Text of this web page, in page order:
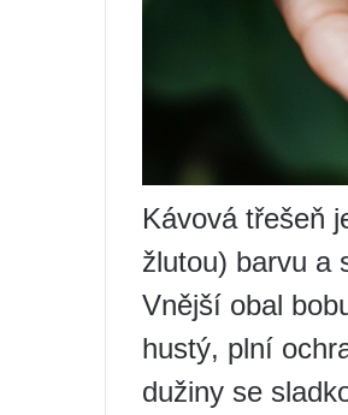
Kávová třešeň
žlutou) barvu a
Vnější obal
hustý, plní
dužiny se